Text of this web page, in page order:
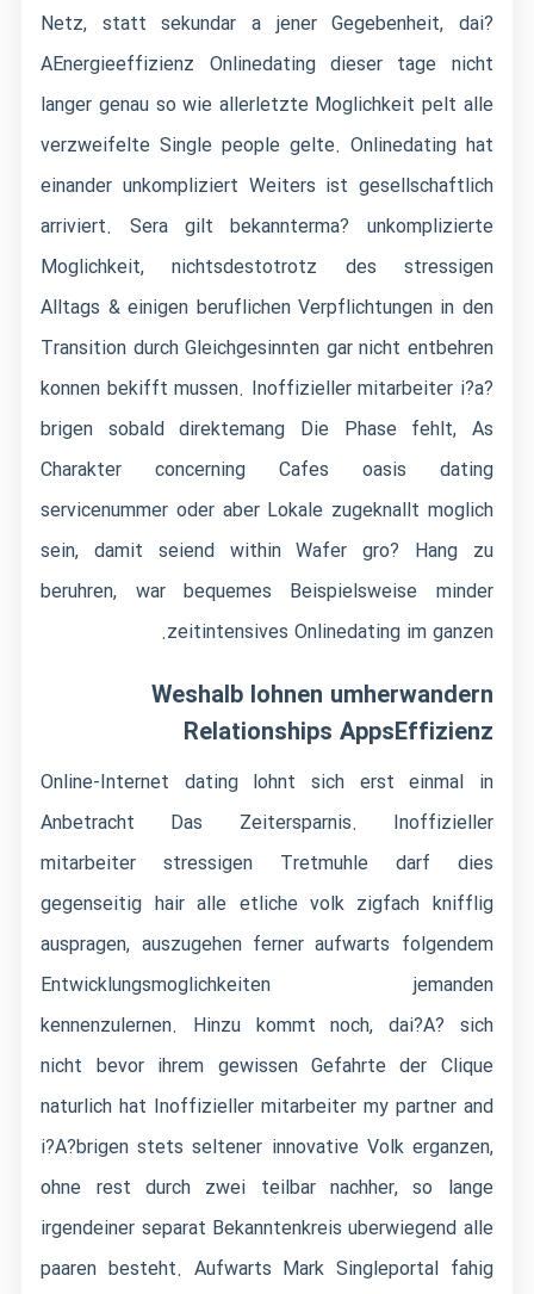
Netz, statt sekundar a jener Gegebenheit, dai?
AEnergieeffizienz Onlinedating dieser tage nicht
langer genau so wie allerletzte Moglichkeit pelt alle
verzweifelte Single people gelte. Onlinedating hat
einander unkompliziert Weiters ist gesellschaftlich
arriviert. Sera gilt bekannterma? unkomplizierte
Moglichkeit, nichtsdestotrotz des stressigen
Alltags & einigen beruflichen Verpflichtungen in den
Transition durch Gleichgesinnten gar nicht entbehren
konnen bekifft mussen. Inoffizieller mitarbeiter i?a?
brigen sobald direktemang Die Phase fehlt, As
Charakter concerning Cafes oasis dating
servicenummer oder aber Lokale zugeknallt moglich
sein, damit seiend within Wafer gro? Hang zu
beruhren, war bequemes Beispielsweise minder
zeitintensives Onlinedating im ganzen.
Weshalb lohnen umherwandern
Relationships AppsEffizienz
Online-Internet dating lohnt sich erst einmal in
Anbetracht Das Zeitersparnis. Inoffizieller
mitarbeiter stressigen Tretmuhle darf dies
gegenseitig hair alle etliche volk zigfach knifflig
auspragen, auszugehen ferner aufwarts folgendem
Entwicklungsmoglichkeiten jemanden
kennenzulernen. Hinzu kommt noch, dai?A? sich
nicht bevor ihrem gewissen Gefahrte der Clique
naturlich hat Inoffizieller mitarbeiter my partner and
i?A?brigen stets seltener innovative Volk erganzen,
ohne rest durch zwei teilbar nachher, so lange
irgendeiner separat Bekanntenkreis uberwiegend alle
paaren besteht. Aufwarts Mark Singleportal fahig